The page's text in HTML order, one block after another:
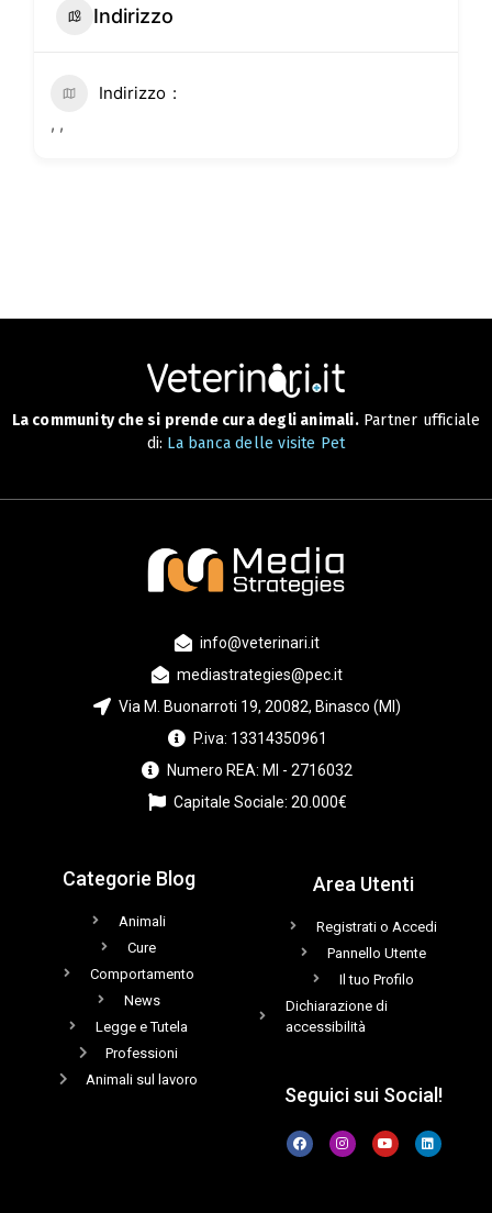
Indirizzo
Indirizzo
, ,
La community che si prende cura degli animali.Partner ufficiale
di: La banca delle visite Pet
info@veterinari.it
mediastrategies@pec.it
Via M. Buonarroti 19, 20082, Binasco (MI)
P.iva: 13314350961
Numero REA: MI - 2716032
Capitale Sociale: 20.000€
Categorie Blog
Animali
Cure
Comportamento
News
Legge e Tutela
Professioni
Animali sul lavoro
Area Utenti
Registrati o Accedi
Pannello Utente
Il tuo Profilo
Dichiarazione di
accessibilità
Seguici sui Social!